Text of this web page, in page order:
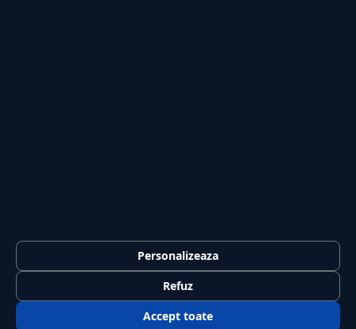
Confidențialitate
Politica de cookies
Personalizeaza
Refuz
Accept toate